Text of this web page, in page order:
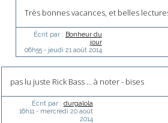
Très bonnes vacances, et belles
Écrit par : Bonheur du
jour
06h55- jeudi 21 août 2014
pas lu juste Rick Bass ... à noter - bises
Écrit par : durgalola
16h11 - mercredi 20 août
2014